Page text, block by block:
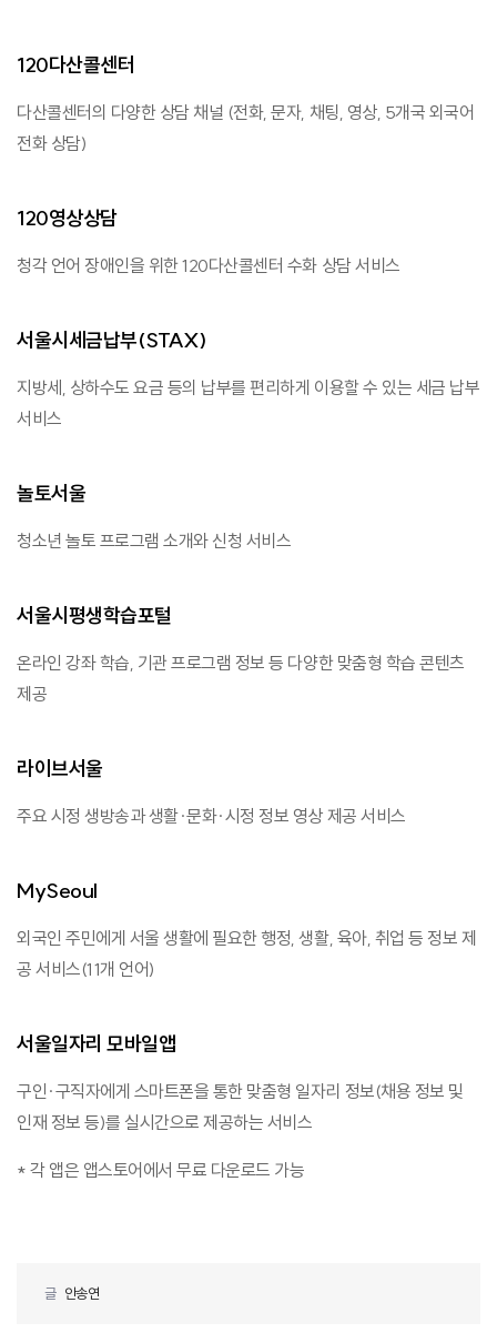
120다산콜센터
다산콜센터의 다양한 상담 채널 (전화, 문자, 채팅, 영상, 5개국 외국어
전화 상담)
120영상상담
청각 언어 장애인을 위한 120다산콜센터 수화 상담 서비스
서울시세금납부(STAX)
지방세, 상하수도 요금 등의 납부를 편리하게 이용할 수 있는 세금 납부
서비스
놀토서울
청소년 놀토 프로그램 소개와 신청 서비스
서울시평생학습포털
온라인 강좌 학습, 기관 프로그램 정보 등 다양한 맞춤형 학습 콘텐츠
제공
라이브서울
주요 시정 생방송과 생활·문화·시정 정보 영상 제공 서비스
MySeoul
외국인 주민에게 서울 생활에 필요한 행정, 생활, 육아, 취업 등 정보 제
공 서비스(11개 언어)
서울일자리 모바일앱
구인·구직자에게 스마트폰을 통한 맞춤형 일자리 정보(채용 정보 및
인재 정보 등)를 실시간으로 제공하는 서비스
* 각 앱은 앱스토어에서 무료 다운로드 가능
글 안송연